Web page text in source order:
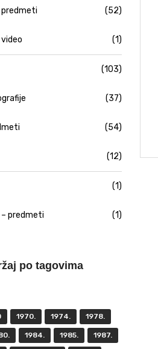
predmeti (52)
(1)
(103)
(37)
(54)
(12)
(1)
– predmeti (1)
po tagovima
1970. 1974. 1978.
1984. 1985. 1987.